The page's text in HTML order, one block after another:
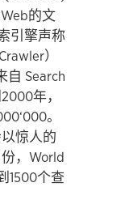
的文
引擎声称
）
自 Search
年，
。
惊人的
，World
1500个查